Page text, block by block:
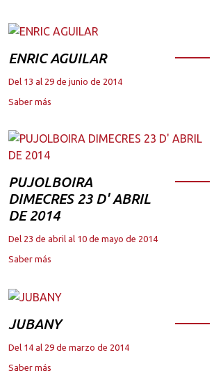
ENRIC AGUILAR
Del 13 al 29 de junio de 2014
Saber más
PUJOLBOIRA
DIMECRES 23 D' ABRIL
DE 2014
Del 23 de abril al 10 de mayo de 2014
Saber más
JUBANY
Del 14 al 29 de marzo de 2014
Saber más